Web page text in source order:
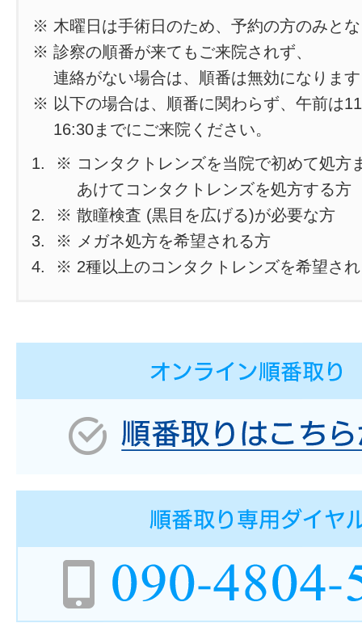
※ 木曜日は手術日のため、予約の方のみと
※ 診察の順番が来てもご来院されず、
連絡がない場合は、順番は無効になりま
※ 以下の場合は、順番に関わらず、午前は
16:30までにご来院ください。
※ コンタクトレンズを当院で初めて処方
あけてコンタクトレンズを処方する方
※ 散瞳検査 (黒目を広げる)が必要な方
※ メガネ処方を希望される方
※ 2種以上のコンタクトレンズを希望さ